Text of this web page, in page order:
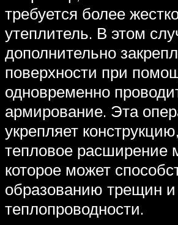
требуется более
утеплитель. В этом
дополнительно
поверхности при
одновременно
армирование. Эта
укрепляет
тепловое расширение
которое может
образованию трещин
теплопроводности.